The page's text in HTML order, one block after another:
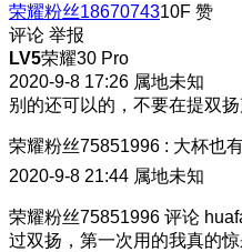
荣耀粉丝1867074310F 赞
评论 举报
LV5荣耀30 Pro
2020-9-8 17:26 属地未知
别的还可以的，不要在提双
荣耀粉丝75851996 : 大杯也
2020-9-8 21:44 属地未知
荣耀粉丝75851996 评论
过双扬，第一次用的我真的